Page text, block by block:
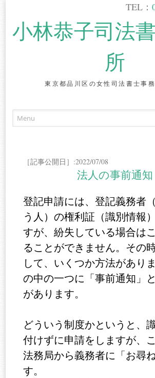
TEL：
小林恭子司法
所
東京都品川区の女性司法書士事務
content
［記事公開日］:2022/07/08
法人の事前通知
登記申請には、登記義務者
う人）の権利証（識別情報
すが、紛失している場合は
ることができません。その
して、いくつか方法があり
の中の一つに「事前通知」
があります。
どういう制度かというと、
付けずに申請をしますが、こ
法務局から義務者に「お尋
す。